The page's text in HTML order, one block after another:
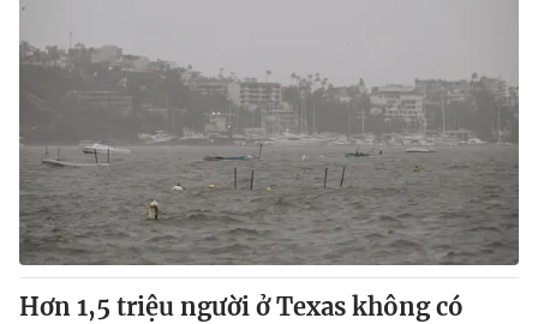
Hơn 1,5 triệu người ở Texas không có